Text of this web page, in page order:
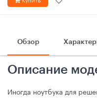
Обзор
Описание
Иногда ноутбука для